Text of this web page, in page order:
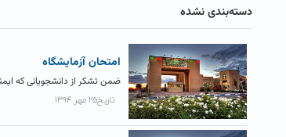
دسته‌بندی نشده
امتحان آزمایشگاه
ضمن تشکر از دانشجویانی که
تاریخ۲۵ مهر ۱۳۹۴